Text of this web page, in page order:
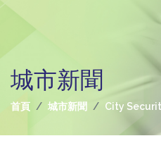
城市新聞
首頁 城市新聞 City